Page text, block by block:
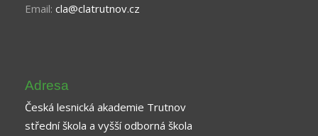
Email: cla@clatrutnov.cz
Adresa
Česká lesnická akademie Trutnov
střední škola a vyšší odborná škola